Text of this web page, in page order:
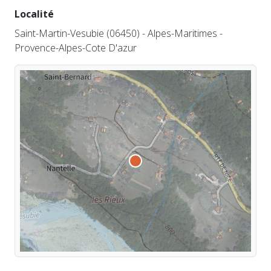
Localité
Saint-Martin-Vesubie (06450) - Alpes-Maritimes -
Provence-Alpes-Cote D'azur